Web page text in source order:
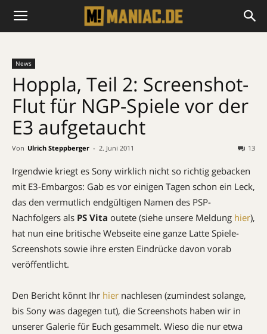
News
Hoppla, Teil 2: Screenshot-
Flut für NGP-Spiele vor der
E3 aufgetaucht
Von Ulrich Steppberger - 2. Juni 2011 13
Irgendwie kriegt es Sony wirklich nicht so richtig gebacken
mit E3-Embargos: Gab es vor einigen Tagen schon ein Leck,
das den vermutlich endgültigen Namen des PSP-
Nachfolgers als PS Vita outete (siehe unsere Meldung hier),
hat nun eine britische Webseite eine ganze Latte Spiele-
Screenshots sowie ihre ersten Eindrücke davon vorab
veröffentlicht.
Den Bericht könnt Ihr hier nachlesen (zumindest solange,
bis Sony was dagegen tut), die Screenshots haben wir in
unserer Galerie für Euch gesammelt. Wieso die nur etwa